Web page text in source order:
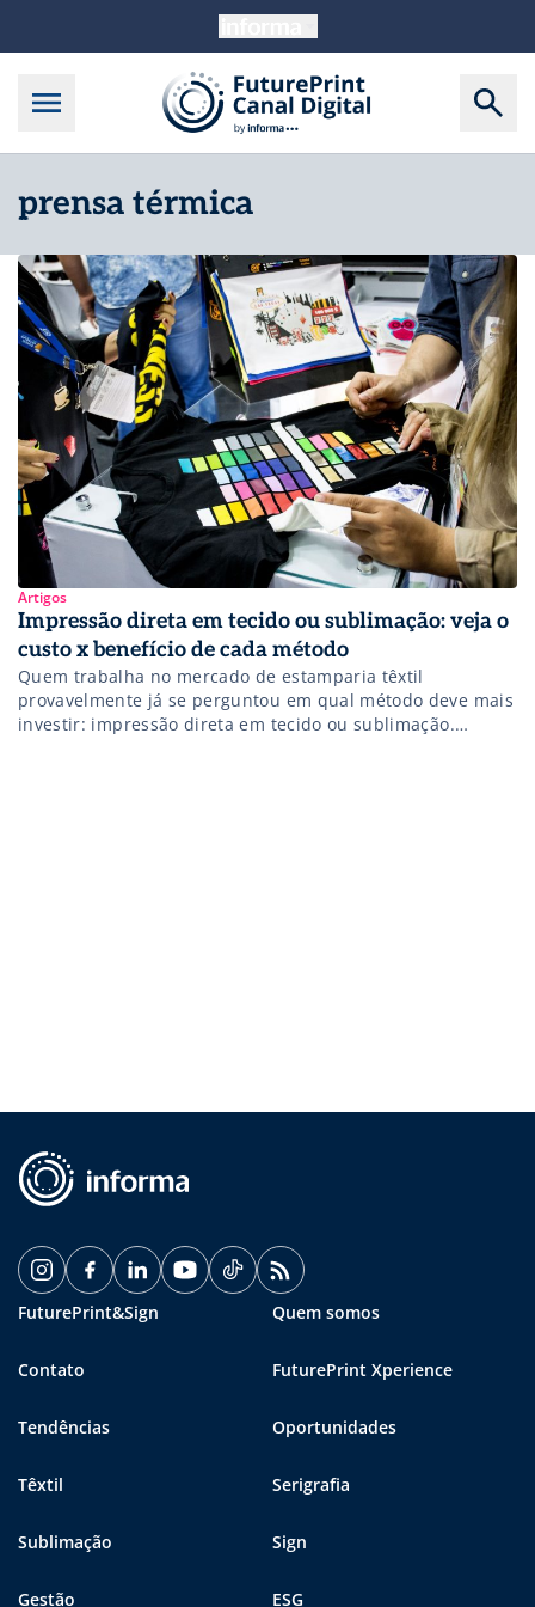
prensa térmica
Artigos
Impressão direta em tecido ou sublimação: veja o
custo x benefício de cada método
Quem trabalha no mercado de estamparia têxtil
provavelmente já se perguntou em qual método deve mais
investir: impressão direta em tecido ou sublimação.
FuturePrint&Sign Quem somos
Contato FuturePrint Xperience
Tendências Oportunidades
Têxtil Serigrafia
Sublimação Sign
Gestão ESG